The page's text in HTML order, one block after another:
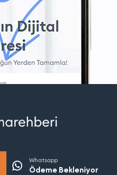
Whatsapp
Ödeme Bekleniyor